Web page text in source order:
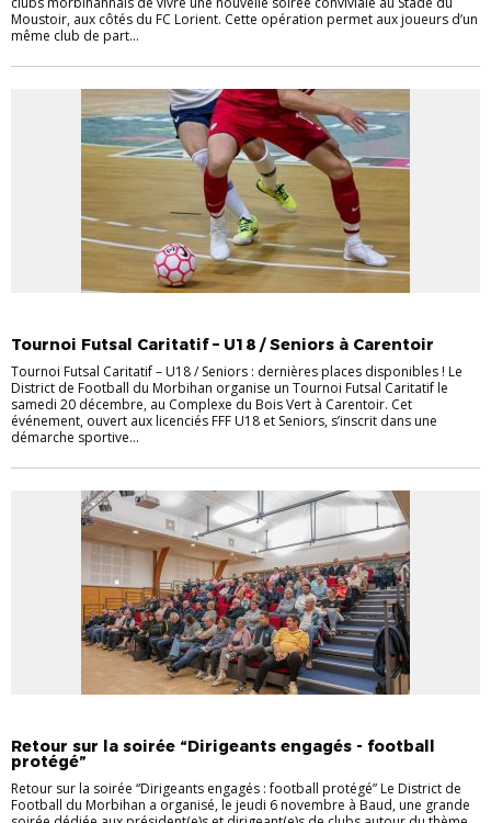
Moustoir, aux côtés du FC Lorient. Cette opération permet aux joueurs d’un
même club de part...
Tournoi Futsal Caritatif – U18 / Seniors à Carentoir
Tournoi Futsal Caritatif – U18 / Seniors : dernières places disponibles ! Le
District de Football du Morbihan organise un Tournoi Futsal Caritatif le
samedi 20 décembre, au Complexe du Bois Vert à Carentoir. Cet
événement, ouvert aux licenciés FFF U18 et Seniors, s’inscrit dans une
démarche sportive...
Retour sur la soirée “Dirigeants engagés - football
protégé”
Retour sur la soirée “Dirigeants engagés : football protégé” Le District de
Football du Morbihan a organisé, le jeudi 6 novembre à Baud, une grande